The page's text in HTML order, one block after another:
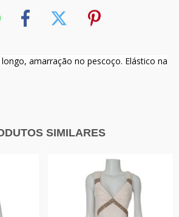
amarração no pescoço. Elástico na
SIMILARES